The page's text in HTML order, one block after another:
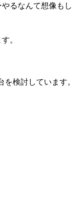
るなんて想像もし
。
検討しています。